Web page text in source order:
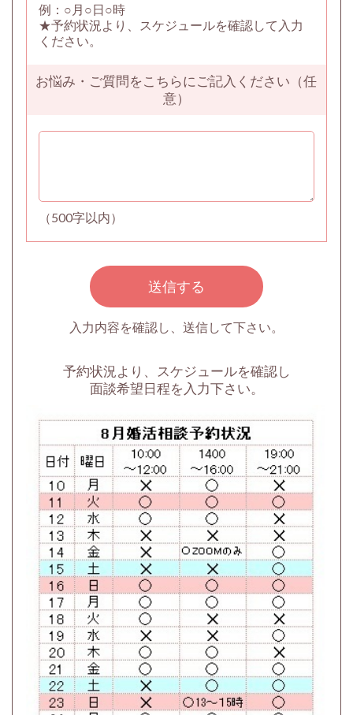
例：○月○日○時
★予約状況より、スケジュールを確認して入力
ください。
お悩み・ご質問をこちらにご記入ください（任
意）
（500字以内）
入力内容を確認し、送信して下さい。
予約状況より、スケジュールを確認し
面談希望日程を入力下さい。